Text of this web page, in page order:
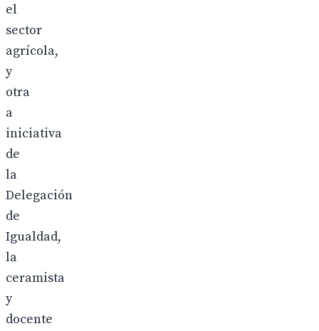
el
sector
agrícola,
y
otra
a
iniciativa
de
la
Delegación
de
Igualdad,
la
ceramista
y
docente